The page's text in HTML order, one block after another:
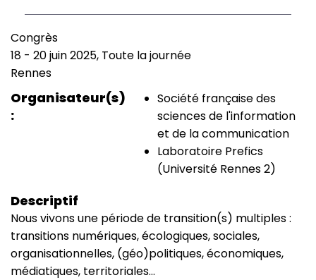
Type
de
manifestation
Congrès
Date
(smart)
18 - 20 juin 2025, Toute la journée
Lieu
Rennes
Organisateur(s)
Société française des
sciences de l'information
et de la communication
Laboratoire Prefics
(Université Rennes 2)
Descriptif
Nous vivons une période de transition(s) multiples :
transitions numériques, écologiques, sociales,
organisationnelles, (géo)politiques, économiques,
médiatiques, territoriales…